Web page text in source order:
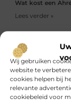
Wij gebruiken
website te
cookies helpen bij
relevante
cookiebeleid voor
Wat kost een
Lees verder »
gezondheid
Lees verder »
Infrarood
technologie
Lees verder »